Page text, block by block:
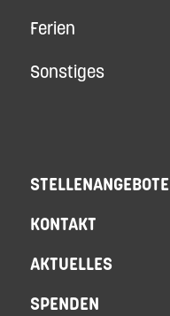
Ferien
Sonstiges
STELLENANGEBOTE
KONTAKT
AKTUELLES
SPENDEN